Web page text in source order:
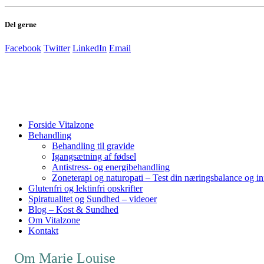
Del gerne
Facebook Twitter LinkedIn Email
Forside Vitalzone
Behandling
Behandling til gravide
Igangsætning af fødsel
Antistress- og energibehandling
Zoneterapi og naturopati – Test din næringsbalance og
Glutenfri og lektinfri opskrifter
Spiratualitet og Sundhed – videoer
Blog – Kost & Sundhed
Om Vitalzone
Kontakt
Om Marie Louise